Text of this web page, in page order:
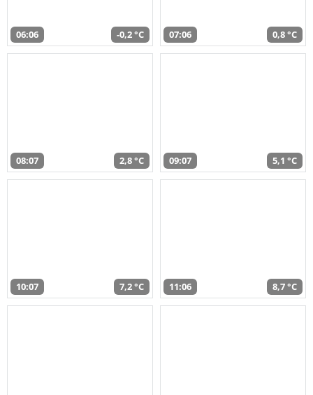
06:06 -0,2 °C 07:06 0,8 °C
08:07 2,8 °C 09:07 5,1 °C
10:07 7,2 °C 11:06 8,7 °C